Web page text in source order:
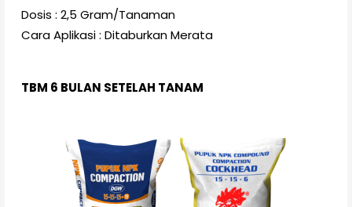
Dosis : 2,5 Gram/Tanaman
Cara Aplikasi : Ditaburkan Merata
TBM 6 BULAN SETELAH TANAM